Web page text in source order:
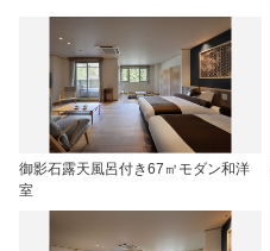
御影石露天風呂付き67㎡モダン和洋
室